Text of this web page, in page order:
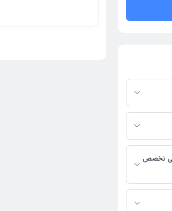
دکترتو باشند،
بودن پروفایل
پزشکی و
تخصص
فعالیت می‌کنند.